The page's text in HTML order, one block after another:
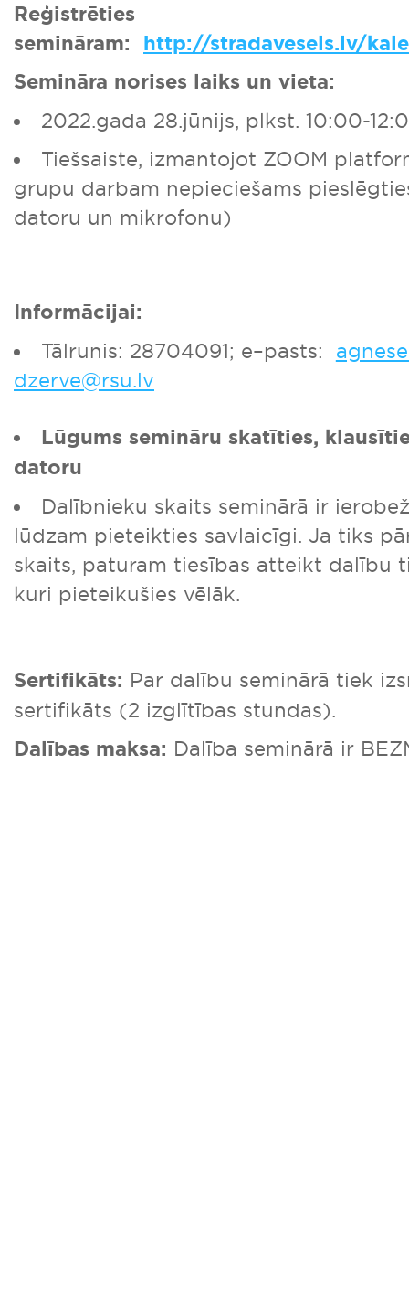
Reģistrēties
semināram: http://stradavesels.lv/
Semināra norises laiks un vieta:
2022.gada 28.jūnijs, plkst. 10:00-
Tiešsaiste, izmantojot ZOOM
grupu darbam nepieciešams
datoru un mikrofonu)
Informācijai:
Tālrunis: 28704091; e–pasts:
dzerve@rsu.lv
Lūgums semināru skatīties,
datoru
Dalībnieku skaits seminārā ir
lūdzam pieteikties savlaicīgi. Ja tiks
skaits, paturam tiesības atteikt dalību
kuri pieteikušies vēlāk.
Sertifikāts: Par dalību seminārā tiek
sertifikāts (2 izglītības stundas).
Dalības maksa: Dalība seminārā ir